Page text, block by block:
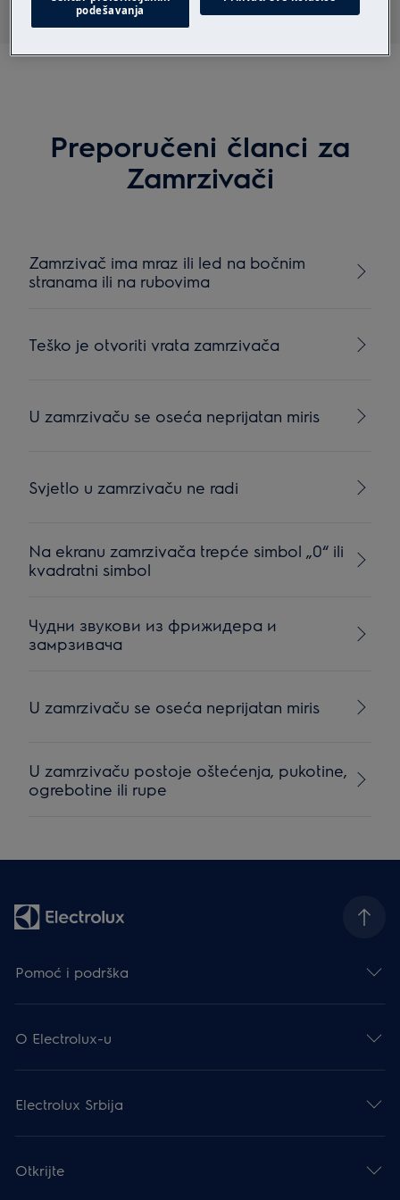
Preporučeni članci za
Zamrzivači
Zamrzivač ima mraz ili led na bočnim
stranama ili na rubovima
Teško je otvoriti vrata zamrzivača
U zamrzivaču se oseća neprijatan miris
Svjetlo u zamrzivaču ne radi
Na ekranu zamrzivača trepće simbol „0“ ili
kvadratni simbol
Чудни звукови из фрижидера и
замрзивача
U zamrzivaču se oseća neprijatan miris
U zamrzivaču postoje oštećenja, pukotine,
ogrebotine ili rupe
Pomoć i podrška
O Electrolux-u
Electrolux Srbija
Otkrijte
podešavanja